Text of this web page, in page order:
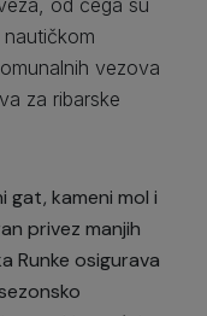
od čega su
vezova
za ribarske
gat, kameni mol i
privez manjih
Runke osigurava